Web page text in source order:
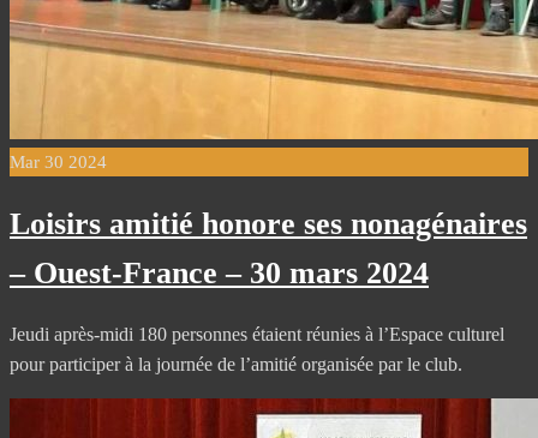
Mar 30 2024
Loisirs amitié honore ses nonagénaires
– Ouest-France – 30 mars 2024
Jeudi après-midi 180 personnes étaient réunies à l’Espace culturel
pour participer à la journée de l’amitié organisée par le club.